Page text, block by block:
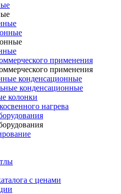
применения
применения
конденсационные
конденсационные
колонки
нагрева
с ценами